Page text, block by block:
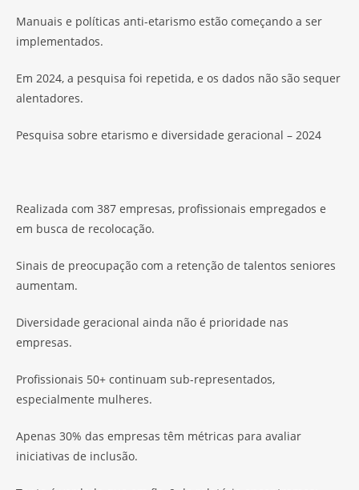
Manuais e políticas anti-etarismo estão começando a ser
implementados.
Em 2024, a pesquisa foi repetida, e os dados não são sequer
alentadores.
Pesquisa sobre etarismo e diversidade geracional – 2024
Realizada com 387 empresas, profissionais empregados e
em busca de recolocação.
Sinais de preocupação com a retenção de talentos seniores
aumentam.
Diversidade geracional ainda não é prioridade nas
empresas.
Profissionais 50+ continuam sub-representados,
especialmente mulheres.
Apenas 30% das empresas têm métricas para avaliar
iniciativas de inclusão.